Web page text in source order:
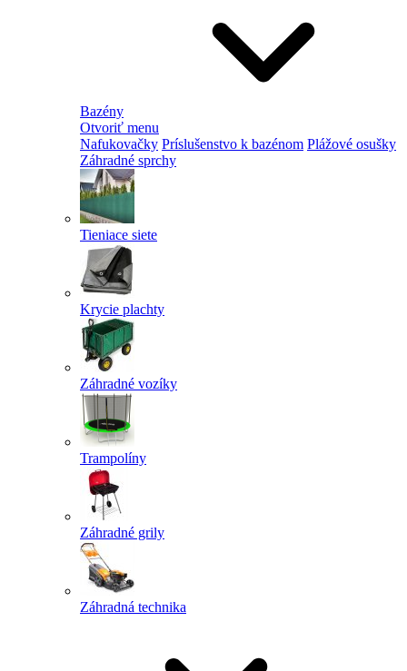
Bazény
Otvoriť menu
Nafukovačky Príslušenstvo k bazénom Plážové osušky
Záhradné sprchy
Tieniace siete
Krycie plachty
Záhradné vozíky
Trampolíny
Záhradné grily
Záhradná technika